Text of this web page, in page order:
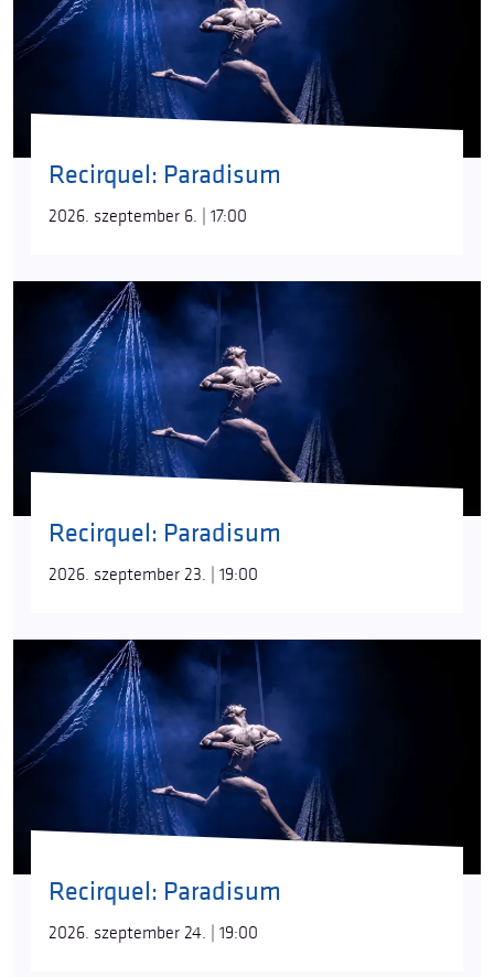
Recirquel: Paradisum
2026. szeptember 6. | 17:00
Recirquel: Paradisum
2026. szeptember 23. | 19:00
Recirquel: Paradisum
2026. szeptember 24. | 19:00